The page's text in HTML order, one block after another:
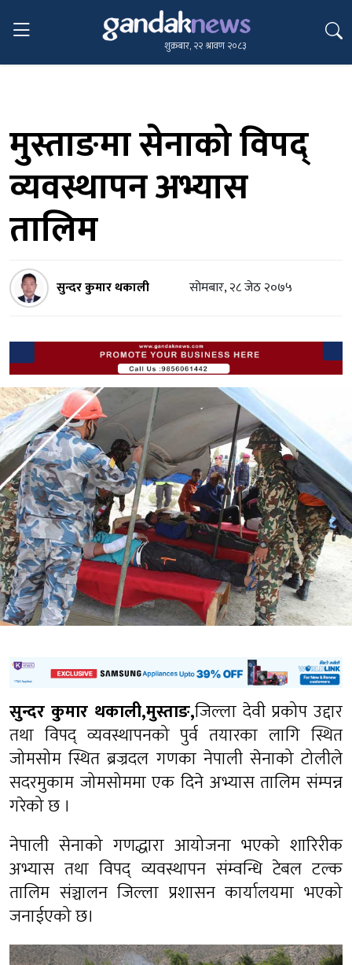
शुक्रबार, २२ श्रावण २०८३
मुस्ताङमा सेनाको विपद्
व्यवस्थापन अभ्यास
तालिम
सुन्दर कुमार थकाली सोमबार, २८ जेठ २०७५
सुन्दर कुमार थकाली,मुस्ताङ,जिल्ला देवी प्रकोप उद्दार
तथा विपद् व्यवस्थापनको पुर्व तयारका लागि स्थित
जोमसोम स्थित ब्रज्रदल गणका नेपाली सेनाको टोलीले
सदरमुकाम जोमसोममा एक दिने अभ्यास तालिम संम्पन्न
गरेको छ ।
नेपाली सेनाको गणद्धारा आयोजना भएको शारिरीक
अभ्यास तथा विपद् व्यवस्थापन संम्वन्धि टेबल टल्क
तालिम संञ्चालन जिल्ला प्रशासन कार्यालयमा भएको
जनाईएको छ।